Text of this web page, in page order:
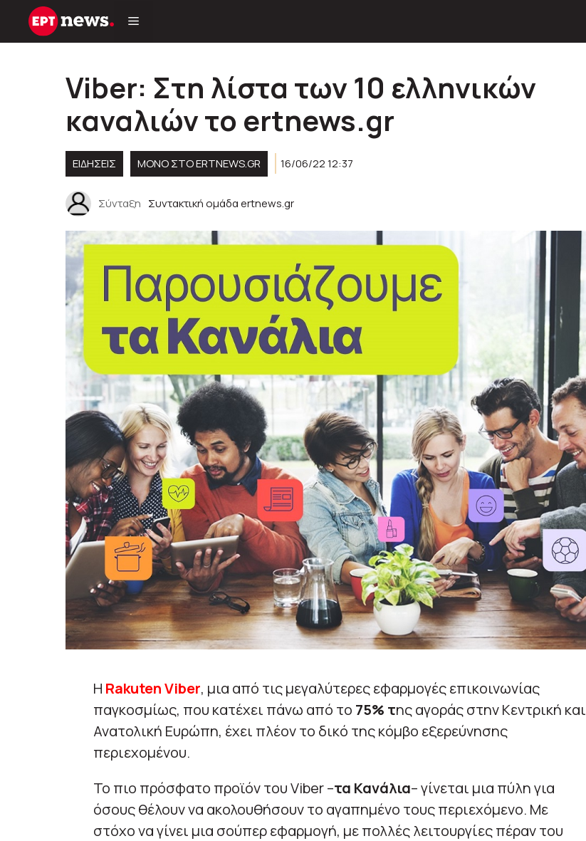
Μετάβαση
Viber: Στη λίστα των 10 ελληνικών
καναλιών το ertnews.gr
ΕΙΔΗΣΕΙΣ ΜΟΝΟ ΣΤΟ ERTNEWS.GR 16/06/22 12:37
Σύνταξη Συντακτική ομάδα ertnews.gr
Η Rakuten Viber, μια από τις μεγαλύτερες εφαρμογές επικοινωνίας
παγκοσμίως, που κατέχει πάνω από το 75% της αγοράς στην Κεντρική και
Ανατολική Ευρώπη, έχει πλέον το δικό της κόμβο εξερεύνησης
περιεχομένου.
Το πιο πρόσφατο προϊόν του Viber –τα Κανάλια– γίνεται μια πύλη για
όσους θέλουν να ακολουθήσουν το αγαπημένο τους περιεχόμενο. Με
στόχο να γίνει μια σούπερ εφαρμογή, με πολλές λειτουργίες πέραν του